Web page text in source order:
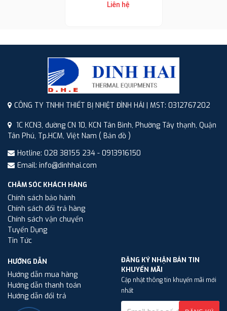
Liên hệ
CÔNG TY TNHH THIẾT BỊ NHIỆT ĐÌNH HẢI | MST: 0312767202
1C KCN3, đường CN 10, KCN Tân Bình, Phường Tây thạnh, Quận
Tân Phú, Tp.HCM, Việt Nam ( Bản đồ )
Hotline: 028 38155 234 - 0913916150
Email: info@dinhhai.com
CHĂM SÓC KHÁCH HÀNG
Chính sách bảo hành
Chính sách đổi trả hàng
Chính sách vận chuyển
Tuyển Dụng
Tin Tức
HƯỚNG DẪN
Hướng dẫn mua hàng
Hướng dẫn thanh toán
Hướng dẫn đổi trả
ĐĂNG KÝ NHẬN BẢN TIN
KHUYẾN MÃI
Cập nhật thông tin khuyến mãi mới
nhất